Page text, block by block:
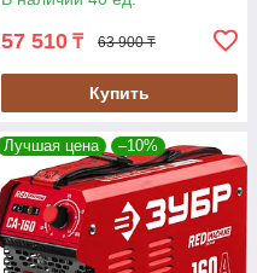
57 510 ₸ 63 900 ₸
Купить
Лучшая цена –10%